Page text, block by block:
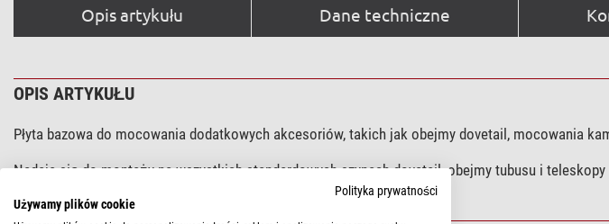
Opis artykułu Dane techniczne
OPIS ARTYKUŁU
Płyta bazowa do mocowania dodatkowych akcesoriów, takich jak obejmy dovetail, mocowania
Nadaje się do montaży na wszystkich standardowych szynach dovetail, obejmy tubusu i teleskopy
Polityka prywatności
Używamy plików cookie